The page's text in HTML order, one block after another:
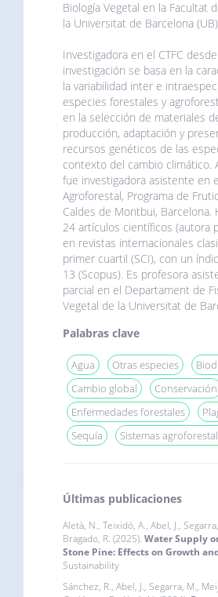
Biología Vegetal en la Facultat
la Universitat de Barcelona
Investigadora en el CTFC
investigación se basa en la
la variabilidad inter e
especies forestales y
en la selección de materiales
producción, adaptación y
recursos genéticos de las
contexto del cambio climático.
fue investigadora asistente en
Agroforestal, Programa de
Caldes de Montbui, Barcelona.
24 artículos científicos (autora
en revistas internacionales
primer cuartil (SCI), con un
13 (Scopus). Es profesora
parcial en el Departament de
Vegetal de la Universitat de
Palabras clave
Agua Otras especies
Cambio global
Conservación
Enfermedades forestales
Sequía
Sistemas
Últimas publicaciones
Aletà, N., Teixidó, A., Abel, J.,
Bragado, R. (2025). Water Supply
Stone Pine: Effects on Growth
Sustainability
Sánchez, R., Abel, J., Segarra, M.,